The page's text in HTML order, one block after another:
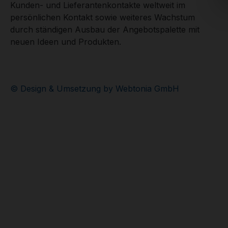
Kunden- und Lieferantenkontakte weltweit im
persönlichen Kontakt sowie weiteres Wachstum
durch ständigen Ausbau der Angebotspalette mit
neuen Ideen und Produkten.
© Design & Umsetzung by Webtonia GmbH